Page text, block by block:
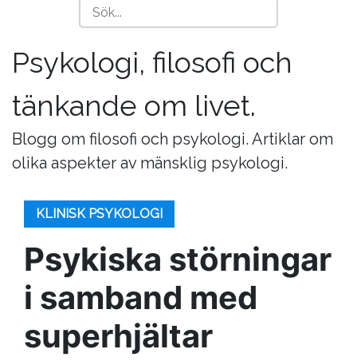
Psykologi, filosofi och
tänkande om livet.
Blogg om filosofi och psykologi. Artiklar om
olika aspekter av mänsklig psykologi.
KLINISK PSYKOLOGI
Psykiska störningar
i samband med
superhjältar